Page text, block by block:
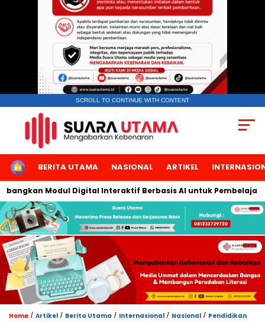
SCROLL TO CONTINUE WITH CONTENT
HOMEBERITA UTAMA NASIONAL ARTIKEL
Modul Digital Interaktif Berbasis AI untuk Pembelajaran
Home / Artikel / Berita Utama / Internasional / Nasional / Pendidikan